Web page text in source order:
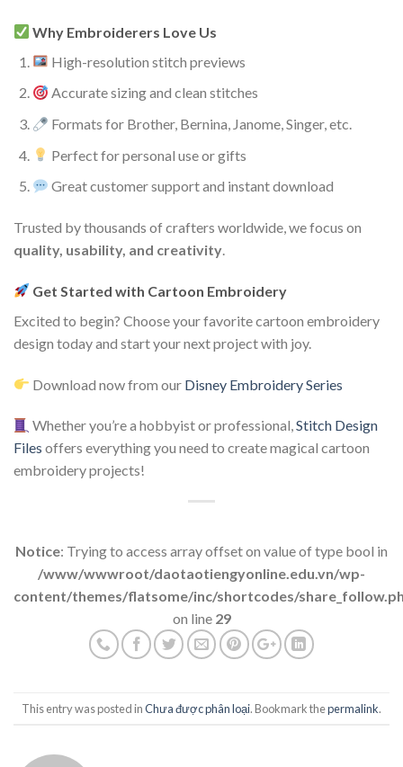
Why Embroiderers Love Us
High-resolution stitch previews
Accurate sizing and clean stitches
Formats for Brother, Bernina, Janome, Singer, etc.
Perfect for personal use or gifts
Great customer support and instant download
Trusted by thousands of crafters worldwide, we focus on
quality, usability, and creativity.
Get Started with Cartoon Embroidery
Excited to begin? Choose your favorite cartoon embroidery
design today and start your next project with joy.
Download now from our Disney Embroidery Series
Whether you’re a hobbyist or professional,Stitch Design
Files offers everything you need to create magical cartoon
embroidery projects!
Notice: Trying to access array offset on value of type bool in
/www/wwwroot/daotaotiengyonline.edu.vn/wp-
content/themes/flatsome/inc/shortcodes/
on line 29
This entry was posted inChưa được phân loại. Bookmark thepermalink.